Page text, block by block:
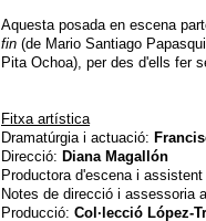
Aquesta posada en escena
fin (de Mario Santiago
Pita Ochoa), per des d'ells fer
Fitxa artística
Dramatúrgia i actuació:
Direcció: Diana Magallón
Productora d'escena i
Notes de direcció i assessoria
Producció: Col·lecció López-